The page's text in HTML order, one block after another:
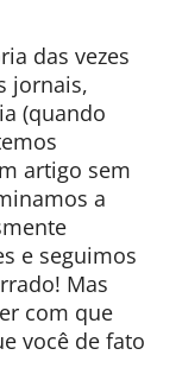
das vezes
jornais,
(quando
artigo sem
a
e seguimos
Mas
com que
você de fato